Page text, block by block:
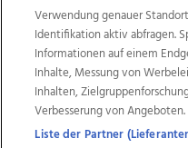
Weitere Angebote
TV1 di-mog-i.at
Life Radio
OÖN Karriere
OÖN
Regionaljobs
Verwendung genauer
Identifikation aktiv abfragen.
Informationen auf einem
Inhalte, Messung von
Inhalten,
Verbesserung von Angeboten.
Liste der Partner